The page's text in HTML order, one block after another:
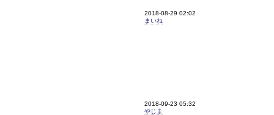
2018-08-29 02:02
まいね
2018-09-23 05:32
やじま